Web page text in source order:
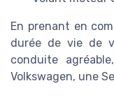
En prenant en
durée de vie de
conduite
Volkswagen, une